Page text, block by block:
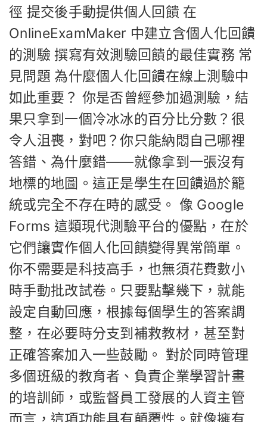
徑 提交後手動提供個人回饋 在
OnlineExamMaker 中建立含個人化回饋
的測驗 撰寫有效測驗回饋的最佳實務 常
見問題 為什麼個人化回饋在線上測驗中
如此重要？ 你是否曾經參加過測驗，結
果只拿到一個冷冰冰的百分比分數？很
令人沮喪，對吧？你只能納悶自己哪裡
答錯、為什麼錯——就像拿到一張沒有
地標的地圖。這正是學生在回饋過於籠
統或完全不存在時的感受。 像 Google
Forms 這類現代測驗平台的優點，在於
它們讓實作個人化回饋變得異常簡單。
你不需要是科技高手，也無須花費數小
時手動批改試卷。只要點擊幾下，就能
設定自動回應，根據每個學生的答案調
整，在必要時分支到補救教材，甚至對
正確答案加入一些鼓勵。 對於同時管理
多個班級的教育者、負責企業學習計畫
的培訓師，或監督員工發展的人資主管